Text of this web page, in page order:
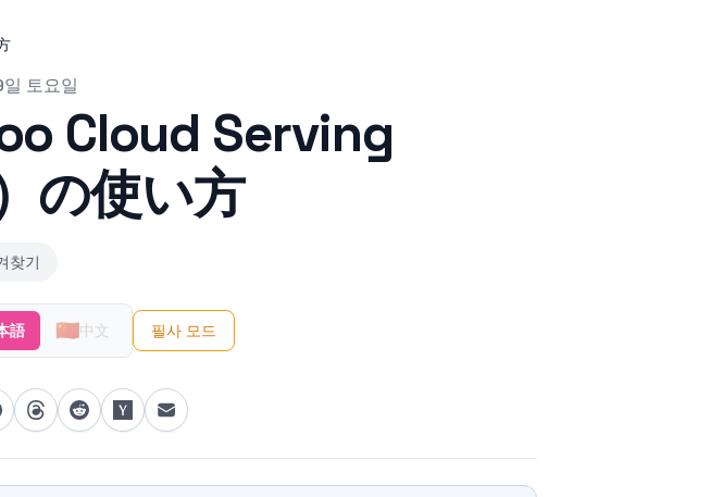
토요일
Cloud Serving
の使い方
찾기
語 🇨🇳中文 필사 모드